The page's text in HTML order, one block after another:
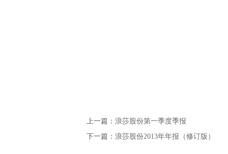
上一篇： 浪莎股份第一季度季报
下一篇： 浪莎股份2013年年报（修订版）